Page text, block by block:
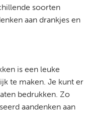
soorten
aan drankjes en
is een leuke
te maken. Je kunt er
bedrukken. Zo
aandenken aan